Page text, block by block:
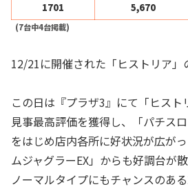
1701
5,670
(7台中4台掲載)
12/21に開催された「ヒストリア」
この日は『プラザ3』にて「ヒス
見事最高評価を獲得し、「パチス
をはじめ店内各所に好状況が広が
ムジャグラーEX」からも好調台が
ノーマルタイプにもチャンスのあ